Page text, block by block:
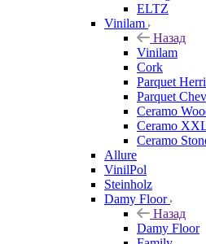
ELTZ
Vinilam
Назад
Vinilam
Cork
Parquet
Parquet
Ceramo
Ceramo
Ceramo
Allure
VinilPol
Steinholz
Damy Floor
Назад
Damy Floor